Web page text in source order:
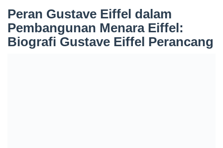
Peran Gustave Eiffel dalam
Pembangunan Menara Eiffel:
Biografi Gustave Eiffel Perancang